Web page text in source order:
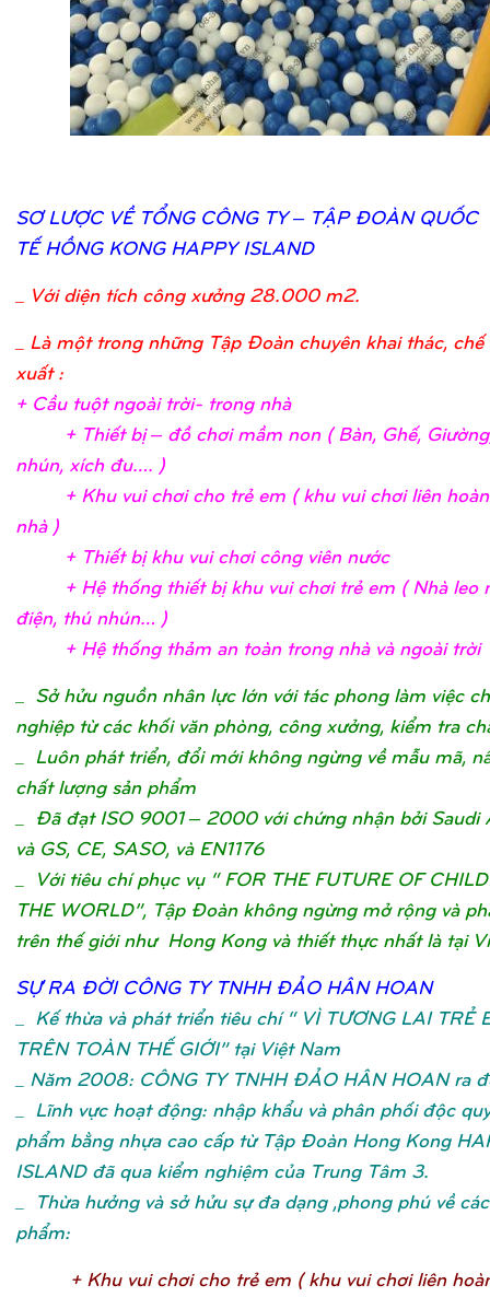
SƠLƯỢC VỀTỔNG CÔNG TY – TẬP ĐOÀN QUỐC
TẾHỒNG KONG HAPPY ISLAND
Với diện tích công xưởng 28.000 m2.
_ Là một trong những Tập Đoàn chuyên khai thác, chế
xuất :
+ Cầu tuột ngoài trời- trong nhà
+ Thiết bị– đồchơi mầm non ( Bàn, Ghế, Giườ
nhún, xích đu…. )
+ Khu vui chơi cho trẻem ( khu vui chơi liên
nhà )
+ Thiết bịkhu vui chơi công viên nước
+ Hệthống thiết bịkhu vui chơi trẻem ( Nhà leo
điện, thú nhún… )
+ Hệthống thảm an toàn trong nhà và ngoài trời
Sở hửu nguồn nhân lực lớn với tác phong làm việc
nghiệp từ các khối văn phòng, công xưởng, kiểm tra
_ Luôn phát triển, đổi mới không ngừng về mẫu mã,
chất lượng sản phẩm
_ Đã đạt ISO 9001 – 2000 với chứng nhận bởi Saudi
và GS, CE, SASO, và EN1176
_ Với tiêu chí phục vụ “ FOR THE FUTURE OF
THE WORLD”, Tập Đoàn không ngừng mở rộng và
trên thế giới như Hong Kong và thiết thực nhất là tại
SỰRA ĐỜI CÔNG TY TNHH ĐẢO HÂN HOAN
Kế thừa và phát triển tiêu chí “ VÌ TƯƠNG LAI TRẺ
TRÊN TOÀN THẾ GIỚI” tại Việt Nam
_ Năm 2008: CÔNG TY TNHH ĐẢO HÂN HOAN ra
_ Lĩnh vực hoạt động: nhập khẩu và phân phối độc
phẩm bằng nhựa cao cấp từ Tập Đoàn Hong Kong
ISLAND đã qua kiểm nghiệm của Trung Tâm 3.
_ Thừa hưởng và sở hửu sự đa dạng ,phong phú về
phẩm:
+ Khu vui chơi cho trẻem ( khu vui chơi liên